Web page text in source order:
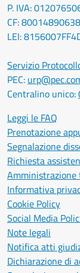
P. IVA:
CF: 80014890638
LEI:
Servizio
PEC:
Centralino unico:
Leggi le FAQ
Prenotazione
Segnalazione
Richiesta
Informativa
Cookie Policy
Social Media
Note legali
Notifica atti
Dichiarazione di